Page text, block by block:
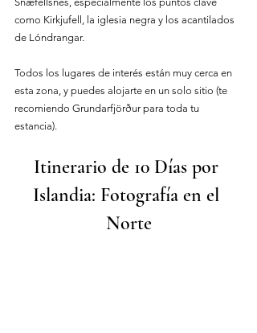
como Kirkjufell, la iglesia negra y los acantilados
de Lóndrangar.
Todos los lugares de interés están muy cerca en
esta zona, y puedes alojarte en un solo sitio (te
recomiendo Grundarfjörður para toda tu
estancia).
Itinerario de 10 Días por
Islandia: Fotografía en el
Norte